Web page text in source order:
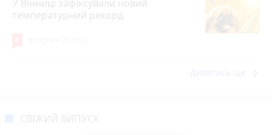
У Вінниці зафіксували новий
температурний рекорд